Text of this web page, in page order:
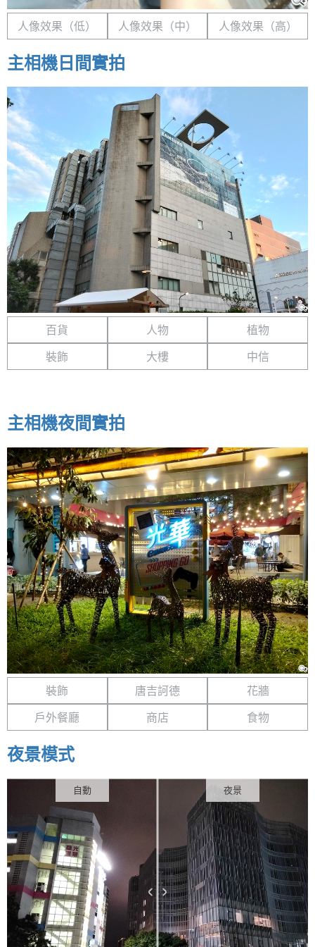
人像效果（低） 人像效果（中） 人像效果（高）
主相機日間實拍
百貨 人物
植物
裝飾
大樓 中信
主相機夜間實拍
裝飾 唐吉訶德
花牆
戶外餐廳
商店 食物
夜景模式
自動 夜景